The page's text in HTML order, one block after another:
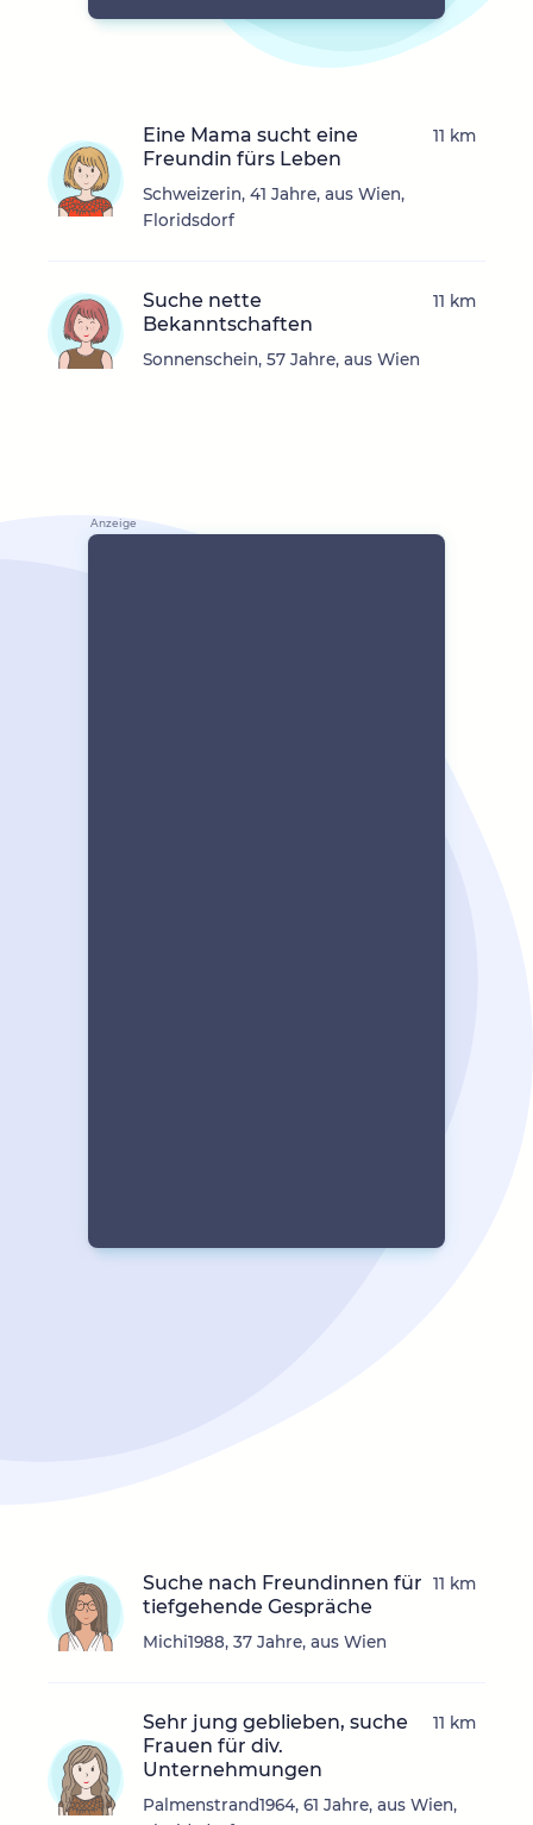
Eine Mama sucht eine
Freundin fürs Leben
Schweizerin, 41 Jahre, aus Wien,
Floridsdorf
11 km
Suche nette
Bekanntschaften
Sonnenschein, 57 Jahre, aus Wien
11 km
Suche nach Freundinnen für
tiefgehende Gespräche
Michi1988, 37 Jahre, aus Wien
11 km
Sehr jung geblieben, suche
Frauen für div.
Unternehmungen
Palmenstrand1964, 61 Jahre, aus Wien,
11 km